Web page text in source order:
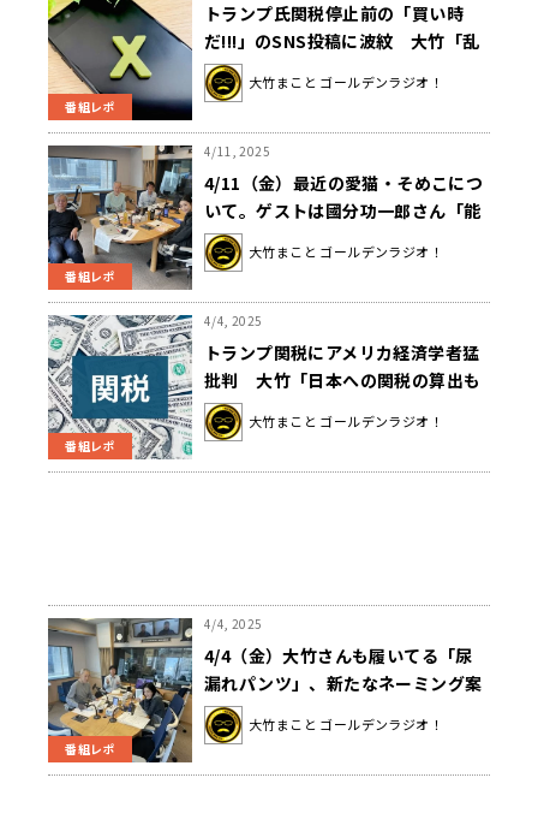
番組レポ
トランプ氏関税停止前の「買い時
だ!!!」のSNS投稿に波紋 大竹「乱
高下するに決まってるもんね」
大竹まこと ゴールデンラジオ！
番組レポ
4/11, 2025
4/11（金）最近の愛猫・そめこにつ
いて。ゲストは國分功一郎さん「能
動でも受動でもなく『中動態』と
は？」
大竹まこと ゴールデンラジオ！
番組レポ
4/4, 2025
トランプ関税にアメリカ経済学者猛
批判 大竹「日本への関税の算出も
でたらめ」
大竹まこと ゴールデンラジオ！
番組レポ
4/4, 2025
4/4（金）大竹さんも履いてる「尿
漏れパンツ」、新たなネーミング案
は？ゲストは株式会社「雨風太陽」
代表取締役の高橋博之さんでした！
大竹まこと ゴールデンラジオ！